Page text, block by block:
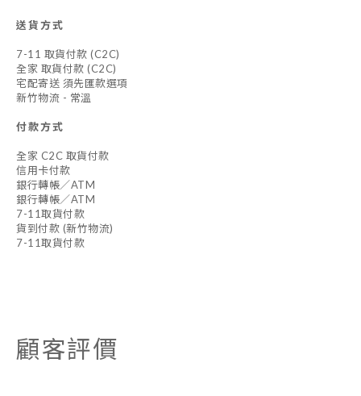
送貨方式
7-11 取貨付款 (C2C)
全家 取貨付款 (C2C)
宅配寄送 須先匯款選項
新竹物流 - 常溫
付款方式
全家 C2C 取貨付款
信用卡付款
銀行轉帳／ATM
銀行轉帳／ATM
7-11取貨付款
貨到付款 (新竹物流)
7-11取貨付款
顧客評價